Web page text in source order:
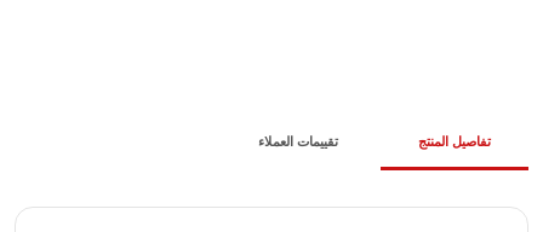
تفاصيل المنتج تقييمات العملاء